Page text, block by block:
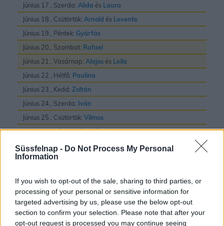
Süssfelnap - Do Not Process My Personal
Information
If you wish to opt-out of the sale, sharing to third parties, or
processing of your personal or sensitive information for
targeted advertising by us, please use the below opt-out
section to confirm your selection. Please note that after your
opt-out request is processed you may continue seeing
Június 17., Szerda: Alida és Laura
Június 18., Csütörtök: Arnold és Levente
Június 19., Péntek: Gyárfás
Június 20., Szombat: Rafael
Június 21., Vasárnap: Alajos és Leila
Június 22., Hétfő: Paulina
Június 23., Kedd: Zoltán
Június 24., Szerda: Iván
Június 25., Csütörtök: Vilmos
Június 26., Péntek:JánosésPál
Június 27., Szombat:László
Június 28., Vasárnap:
Június 30., Kedd: